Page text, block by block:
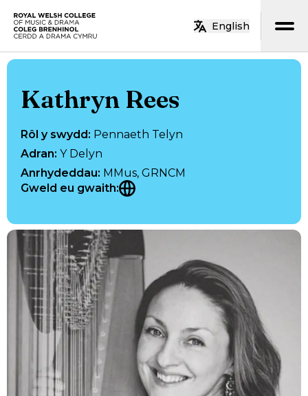
Neidio i’r prif gynnwys
English
Kathryn Rees
Rôl y swydd: Pennaeth Telyn
Adran: Y Delyn
Anrhydeddau: MMus, GRNCM
Gweld eu gwaith: